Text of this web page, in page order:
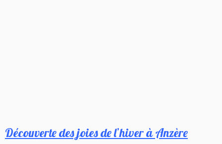
Découverte des joies de l’hiver à Anzère